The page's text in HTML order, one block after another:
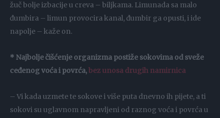
žuč bolje izbacije u creva – biljkama. Limunada sa malo
đumbira – limun provocira kanal, đumbir ga opusti, i ide
napolje – kaže on.
* Najbolje čišćenje organizma postiže sokovima od sveže
ceđenog voća i povrća,bez unosa drugih namirnica
– Vi kada uzmete te sokove i više puta dnevno ih pijete, a ti
sokovi su uglavnom napravljeni od raznog voća i povrća u